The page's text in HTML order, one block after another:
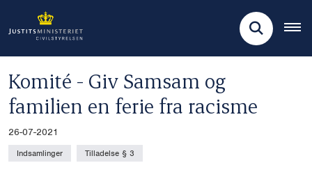
Komité - Giv Samsam og
familien en ferie fra racisme
26-07-2021
Indsamlinger Tilladelse § 3